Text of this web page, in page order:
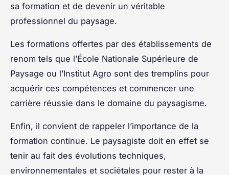
sa formation et de devenir un véritable
professionnel du paysage.
Les formations offertes par des établissements de
renom tels que l’École Nationale Supérieure de
Paysage ou l’Institut Agro sont des tremplins pour
acquérir ces compétences et commencer une
carrière réussie dans le domaine du paysagisme.
Enfin, il convient de rappeler l’importance de la
formation continue. Le paysagiste doit en effet se
tenir au fait des évolutions techniques,
environnementales et sociétales pour rester à la